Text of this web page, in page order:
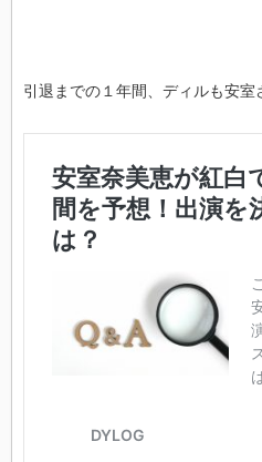
引退までの１年間、ディルも安室